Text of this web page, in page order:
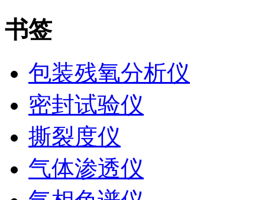
书签
包装残氧分析仪
密封试验仪
撕裂度仪
气体渗透仪